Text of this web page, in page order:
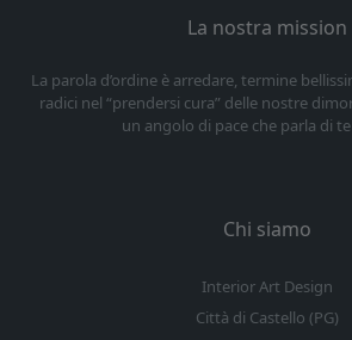
La nostra mission
La parola d’ordine è arredare, termine
radici nel “prendersi cura” delle nostre
un angolo di pace che parla di
Chi siamo
Interior Art Design
Città di Castello (PG)